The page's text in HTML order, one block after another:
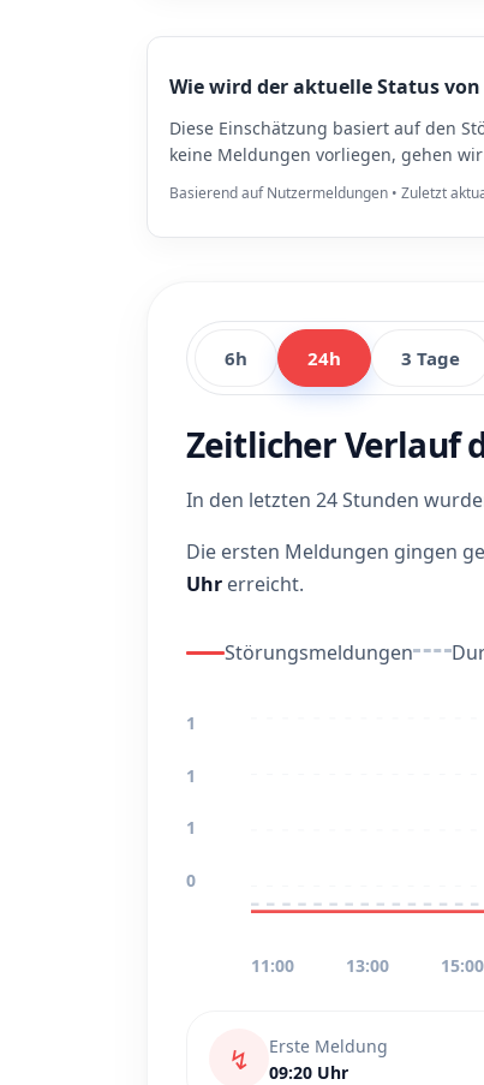
Wie wird der aktuelle Status
Diese Einschätzung basiert auf den
keine Meldungen vorliegen, gehen
Basierend auf Nutzermeldungen • Zuletzt
6h 24h 3 Tage
Zeitlicher Verlauf
In den letzten 24 Stunden
Die ersten Meldungen gingen
Uhr erreicht.
Störungsmeldungen
1
1
1
0
11:00 13:00 15:00
↯
Erste Meldung
09:20 Uhr